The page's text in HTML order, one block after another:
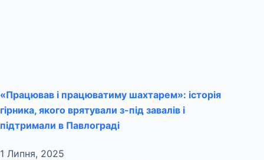
«Працював і працюватиму шахтарем»: історія
гірника, якого врятували з-під завалів і
підтримали в Павлограді
1 Липня, 2025